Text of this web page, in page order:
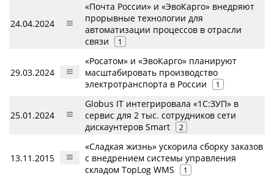
24.04.2024
«Почта России» и «ЭвоКарго» внедряют
прорывные технологии для
автоматизации процессов в отрасли
связи
1
29.03.2024
«Росатом» и «ЭвоКарго» планируют
масштабировать производство
электротранспорта в России
1
25.01.2024
Globus IT интегрировала «1С:ЗУП» в
сервис для 2 тыс. сотрудников сети
дискаунтеров Smart
2
13.11.2015
«Сладкая жизнь» ускорила сборку заказов
с внедрением системы управления
складом TopLog WMS
1